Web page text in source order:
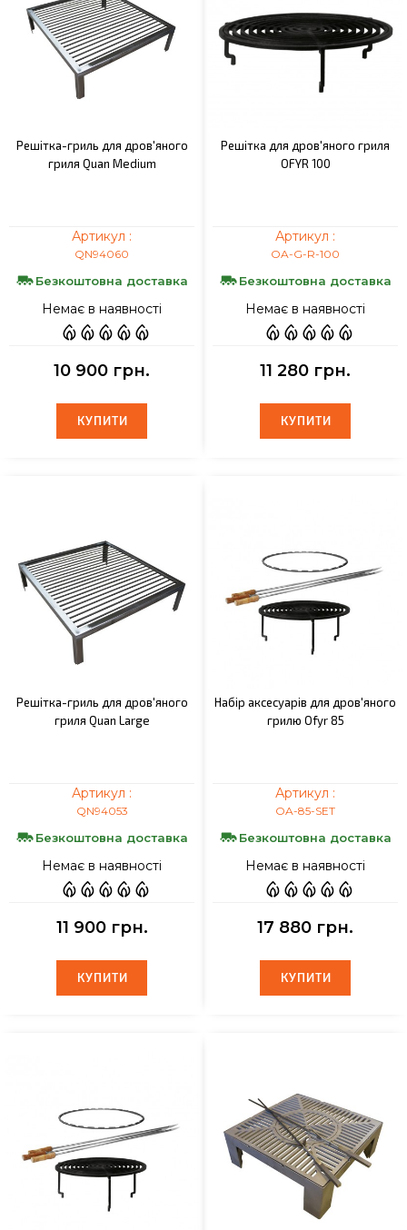
Решітка-гриль для дров'яного
гриля Quan Medium
Артикул :
QN94060
Безкоштовна доставка
Немає в наявності
10 900 грн.
КУПИТИ
КУПИТИ
Решітка для дров'яного гриля
OFYR 100
Артикул :
OA-G-R-100
Безкоштовна доставка
Немає в наявності
11 280 грн.
КУПИТИ
КУПИТИ
Решітка-гриль для дров'яного
гриля Quan Large
Артикул :
QN94053
Безкоштовна доставка
Немає в наявності
11 900 грн.
КУПИТИ
КУПИТИ
Набір аксесуарів для дров'яного
грилю Ofyr 85
Артикул :
OA-85-SET
Безкоштовна доставка
Немає в наявності
17 880 грн.
КУПИТИ
КУПИТИ